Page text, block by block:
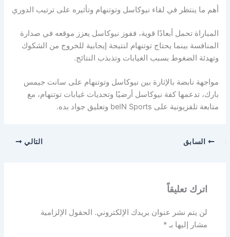
أهم ما ينتظر في لقاء نيوكاسل وتوتنهام وتأثيره على ترتيب الدوري
المباراة تحمل أبعادًا قوية، ففوز نيوكاسل يعزز موقعه في صدارة
المنافسة بينما يحتاج توتنهام لنتيجة إيجابية للخروج من الشكوك
وتهدئة الضغوط بسبب الغيابات وتذبذب النتائج.
مواجهة نابضة بالإثارة بين نيوكاسل وتوتنهام على سانت جيمس
بارك، تدعمها كفة نيوكاسل أرضيًا وتحديات غيابات توتنهام، مع
متابعة تلفزيونية على beIN Sports وتعليق جواد بده.
السابق التالي
اترك تعليقاً
لن يتم نشر عنوان بريدك الإلكتروني. الحقول الإلزامية
مشار إليها بـ*